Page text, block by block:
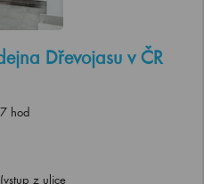
Dřevojasu v ČR
hod
z ulice